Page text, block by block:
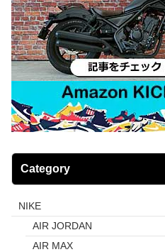
Category
NIKE
AIR JORDAN
AIR MAX